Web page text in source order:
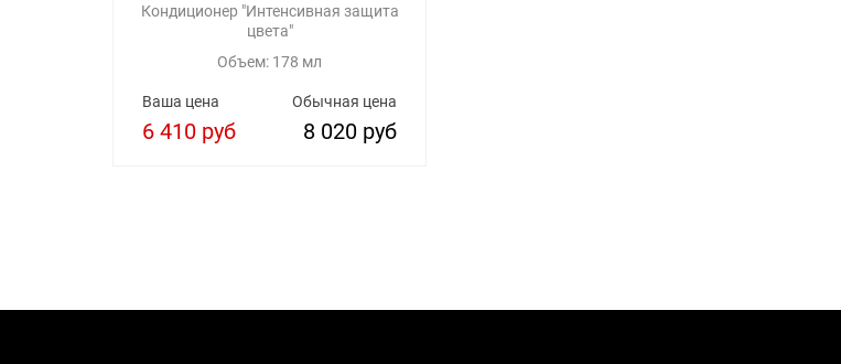
Кондиционер "Интенсивная защита
цвета"
Объем: 178 мл
Обычная цена
8 020 руб
Ваша цена
6 410 руб